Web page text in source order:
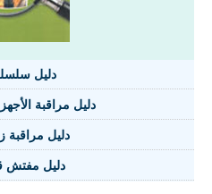
دليل سلسلة
دليل مراقبة الأجهزة
دليل مراقبة زيوت
دليل مفتش قمع